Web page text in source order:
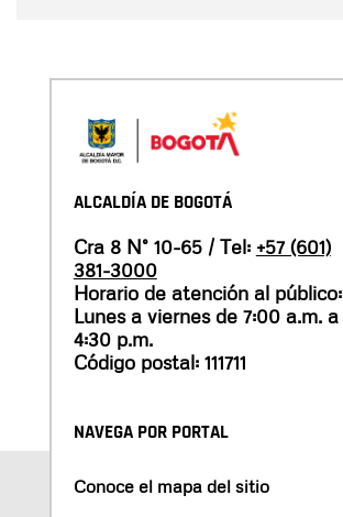
ALCALDÍA DE BOGOTÁ
Cra 8 N° 10-65 / Tel: +57 (601)
381-3000
Horario de atención al público:
Lunes a viernes de 7:00 a.m. a
4:30 p.m.
Código postal: 111711
NAVEGA POR PORTAL
Conoce el mapa del sitio